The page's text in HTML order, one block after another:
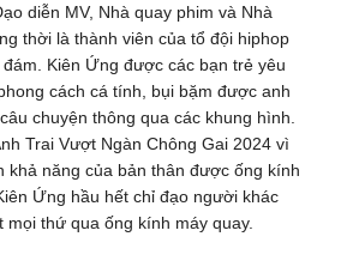
diễn MV, Nhà quay phim và Nhà
thời là thành viên của tổ đội hiphop
Kiên Ứng được các bạn trẻ yêu
cách cá tính, bụi bặm được anh
chuyện thông qua các khung hình.
Trai Vượt Ngàn Chông Gai 2024 vì
khả năng của bản thân được ống kính
Ứng hầu hết chỉ đạo người khác
mọi thứ qua ống kính máy quay.